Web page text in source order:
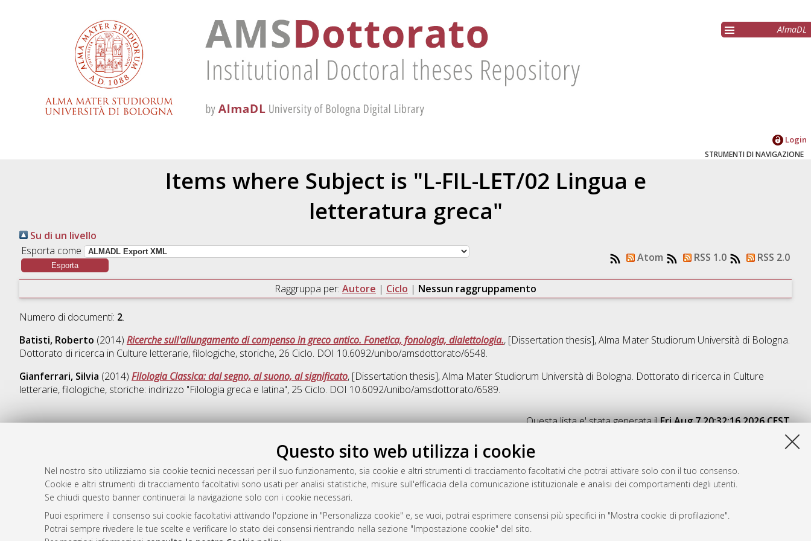
Questo sito web utilizza i cookie
Nel nostro sito utilizziamo sia cookie tecnici necessari per il suo funzionamento, sia cookie e altri strumenti di tracciamento facoltativi che potrai attivare solo con il tuo consenso.
Cookie e altri strumenti di tracciamento facoltativi sono usati per analisi statistiche, misure sull'efficacia della comunicazione istituzionale e analisi dei comportamenti degli utenti.
Se chiudi questo banner continuerai la navigazione solo con i cookie necessari.
Puoi esprimere il consenso sui cookie facoltativi attivando l'opzione in "Personalizza cookie" e, se vuoi, potrai esprimere consensi più specifici in "Mostra cookie di profilazione".
Potrai sempre rivedere le tue scelte e verificare lo stato dei consensi rientrando nella sezione "Impostazione cookie" del sito.
AlmaDL
Login
STRUMENTI DI NAVIGAZIONE
Items where Subject is "L-FIL-LET/02 Lingua e
letteratura greca"
Su di un livello
Esporta come
Atom RSS 1.0 RSS 2.0
Raggruppa per: Autore | Ciclo | Nessun raggruppamento
Numero di documenti: 2.
Batisti, Roberto (2014) Ricerche sull'allungamento di compenso in greco antico. Fonetica, fonologia, dialettologia., [Dissertation thesis], Alma Mater Studiorum Università di Bologna.
Dottorato di ricerca in Culture letterarie, filologiche, storiche, 26 Ciclo. DOI 10.6092/unibo/amsdottorato/6548.
Gianferrari, Silvia (2014) Filologia Classica: dal segno, al suono, al significato, [Dissertation thesis], Alma Mater Studiorum Università di Bologna. Dottorato di ricerca in Culture
letterarie, filologiche, storiche: indirizzo "Filologia greca e latina", 25 Ciclo. DOI 10.6092/unibo/amsdottorato/6589.
Questa lista e' stata generata ilFri Aug 7 20:32:16 2026 CEST.
Rss 1.0
Rss 2.0
AMS Dottorato
ISSN: 2038-7946
Servizio implementato e gestito daAlmaDL
Impostazioni Cookie
Informativa sulla privacy
Condizioni d’uso del sito